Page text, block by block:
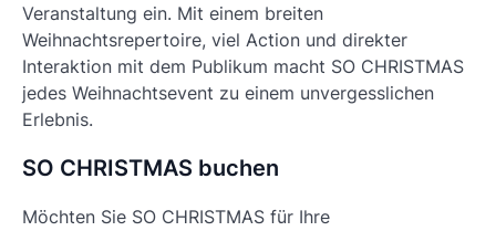
Veranstaltung ein. Mit einem breiten
Weihnachtsrepertoire, viel Action und direkter
Interaktion mit dem Publikum macht SO CHRISTMAS
jedes Weihnachtsevent zu einem unvergesslichen
Erlebnis.
SO CHRISTMAS buchen
Möchten Sie SO CHRISTMAS für Ihre